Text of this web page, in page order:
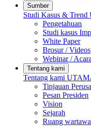
Sumber
Studi Kasus &
Pengetahuan
Studi kasus
White Paper
Brosur / Videos
Webinar / Acara
Tentang kami
Tentang kami
Tinjauan
Pesan Presiden
Vision
Sejarah
Ruang